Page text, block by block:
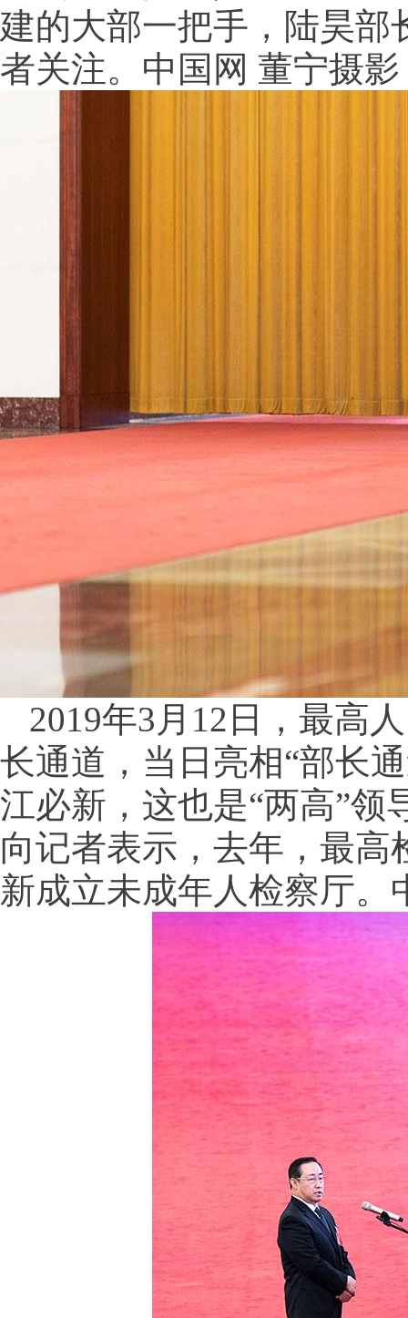
建的大部一把手，陆昊部
者关注。中国网 董宁摄影
2019年3月12日，最高
长通道，当日亮相“部长
江必新，这也是“两高”领
向记者表示，去年，最
新成立未成年人检察厅。